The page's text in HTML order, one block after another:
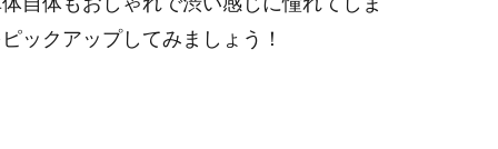
ックアップしてみましょう！